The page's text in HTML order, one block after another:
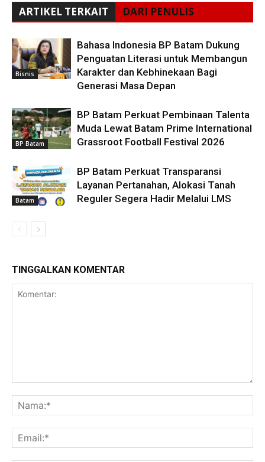
ARTIKEL TERKAIT DARI PENULIS
Bisnis
Bahasa Indonesia BP Batam Dukung
Penguatan Literasi untuk Membangun
Karakter dan Kebhinekaan Bagi
Generasi Masa Depan
BP Batam
BP Batam Perkuat Pembinaan Talenta
Muda Lewat Batam Prime International
Grassroot Football Festival 2026
Batam
BP Batam Perkuat Transparansi
Layanan Pertanahan, Alokasi Tanah
Reguler Segera Hadir Melalui LMS
TINGGALKAN KOMENTAR